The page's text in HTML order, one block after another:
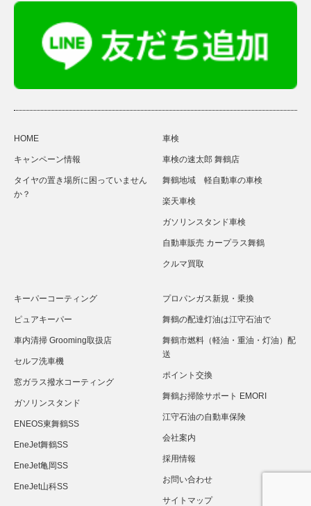
HOME
キャンペーン情報
タイヤの置き場所に困っていません
か？
車検
車検の速太郎 舞鶴店
舞鶴地域 軽自動車の車検
楽天車検
ガソリンスタンド車検
自動車販売 カープラス舞鶴
クルマ買取
キーパーコーティング
ピュアキーパー
車内清掃 Grooming取扱店
セルフ洗車機
窓ガラス撥水コーティング
ガソリンスタンド
ENEOS東舞鶴SS
EneJet舞鶴SS
EneJet亀岡SS
EneJet山科SS
プロパンガス新規・乗換
舞鶴の配達灯油は江守石油で
舞鶴市燃料（軽油・重油・灯油）配
送
ポイント交換
舞鶴お掃除サポート EMORI
江守石油の自動車保険
会社案内
採用情報
お問い合わせ
サイトマップ